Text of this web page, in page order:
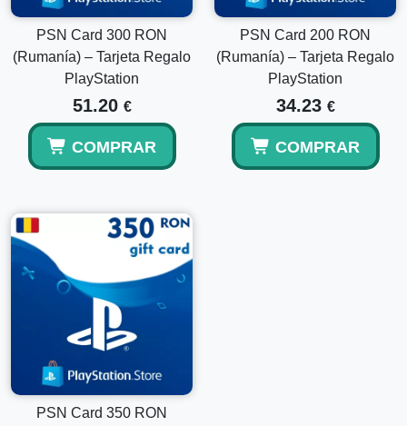
PSN Card 300 RON
(Rumanía) – Tarjeta Regalo
PlayStation
51.20 €
COMPRAR
PSN Card 200 RON
(Rumanía) – Tarjeta Regalo
PlayStation
34.23 €
COMPRAR
PSN Card 350 RON